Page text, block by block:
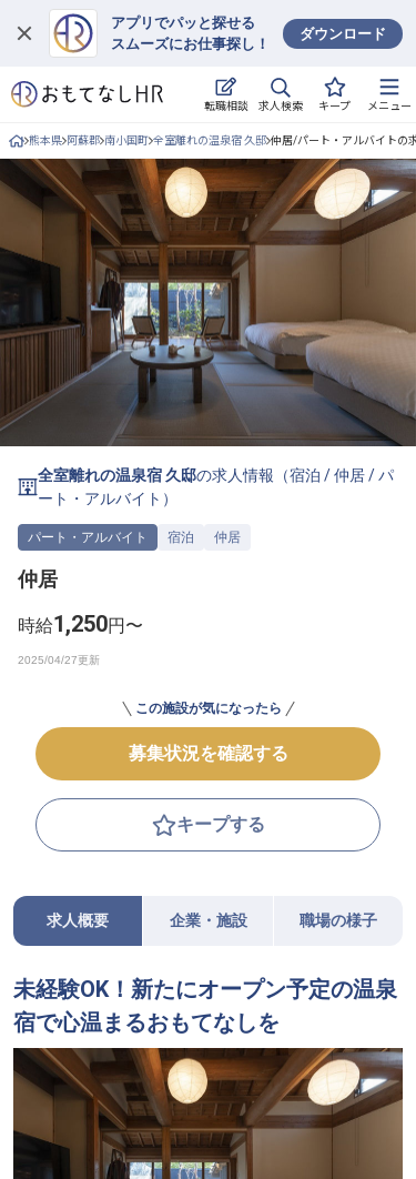
アプリでパッと探せる
スムーズにお仕事探し！
ダウンロード
転職相談 求人検索 キープ メニュー
ログイン
求人・施設を探す
キープした求人
就職・転職 合同説明会
おもてなしHRについて
ご利用の流れ
よくある質問
ホテル・宿泊業界情報コラム
無料 転職サポートに申し込む
熊本県 阿蘇郡 南小国町 全室離れの温泉宿 久邸 仲居/パート・アルバイトの
全室離れの温泉宿 久邸の求人情報（宿泊 /仲居/パ
ート・アルバイト ）
パート・アルバイト 宿泊 仲居
仲居
時給1,250円〜
この施設が気になったら
募集状況を確認する
キープする
求人概要 企業・施設 職場の様子
未経験OK！新たにオープン予定の温泉
宿で心温まるおもてなしを